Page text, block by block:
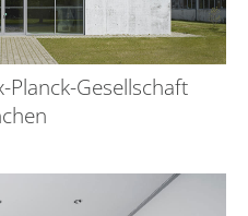
Planck-Gesellschaft